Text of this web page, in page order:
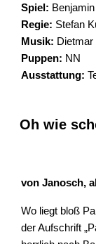
Spiel:
Regie: Stefan
Musik:
Puppen: NN
Ausstattung:
Oh wie
von Janosch,
Wo liegt bloß
der Aufschrift